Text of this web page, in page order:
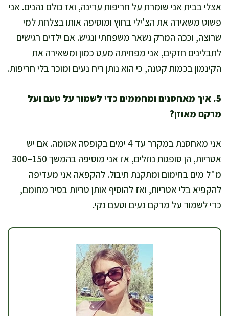
אצלי בבית אני שומרת על חריפות עדינה, ואז כולם נהנים. אני
פשוט משאירה את הצ'ילי בחוץ ומוסיפה אותו בצלחת למי
שרוצה, וככה המרק נשאר משפחתי ונגיש. אם ילדים רגישים
לתבלינים חזקים, אני מפחיתה מעט כמון ומשאירה את
הקינמון בכמות קטנה, כי הוא נותן ריח נעים ומוכר בלי חריפות.
5. איך מאחסנים ומחממים כדי לשמור על טעם ועל
מרקם מאוזן?
אני מאחסנת במקרר עד 4 ימים בקופסה אטומה. אם יש
אטריות, הן סופגות נוזלים, אז אני מוסיפה בהמשך 150–300
מ"ל מים בחימום ומתקנת תיבול. להקפאה אני מעדיפה
להקפיא בלי אטריות, ואז להוסיף אותן טריות בסיר מחומם,
כדי לשמור על מרקם נעים וטעם נקי.